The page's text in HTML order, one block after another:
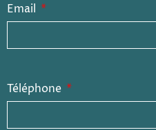
Email
Téléphone